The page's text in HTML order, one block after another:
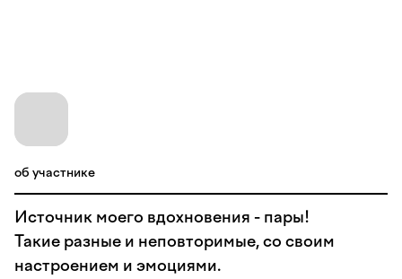
об участнике
Источник моего вдохновения - пары!
Такие разные и неповторимые, со своим
настроением и эмоциями.